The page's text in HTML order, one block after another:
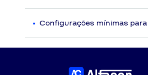
Serão disponibilizadas ao
Eventualmente poderá
O material disponibilizado
Configurações mínimas
Qual é configuração recomendada